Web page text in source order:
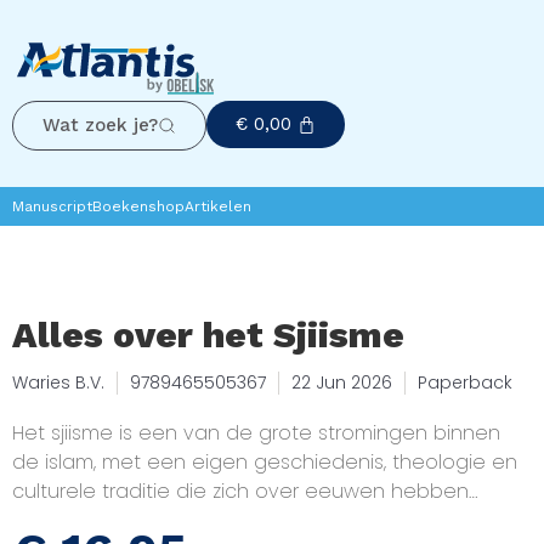
Wat zoek je? € 0,00
ManuscriptBoekenshopArtikelen
Alles over het Sjiisme
Waries B.V. 9789465505367 22 Jun 2026 Paperback
Het sjiisme is een van de grote stromingen binnen
de islam, met een eigen geschiedenis, theologie en
culturele traditie die zich over eeuwen hebben